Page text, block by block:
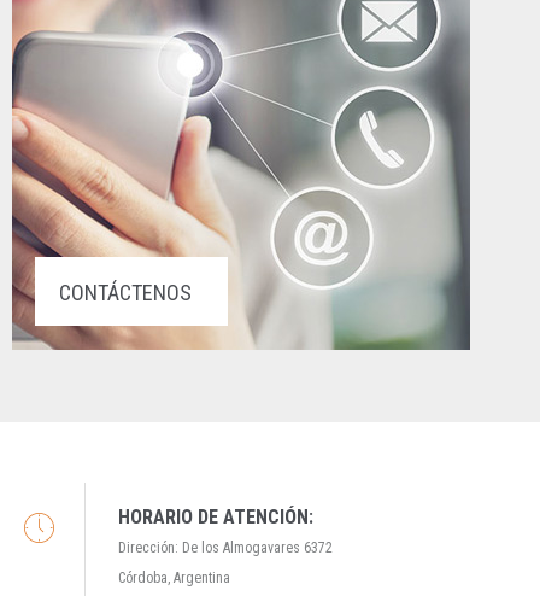
CONTÁCTENOS
HORARIO DE ATENCIÓN:
Dirección: De los Almogavares 6372
Córdoba, Argentina